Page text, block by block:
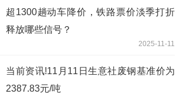
超1300趟动车降价，铁路票价淡季打折
释放哪些信号？
2025-11-11
当前资讯!11月11日生意社废钢基准价为
2387.83元/吨